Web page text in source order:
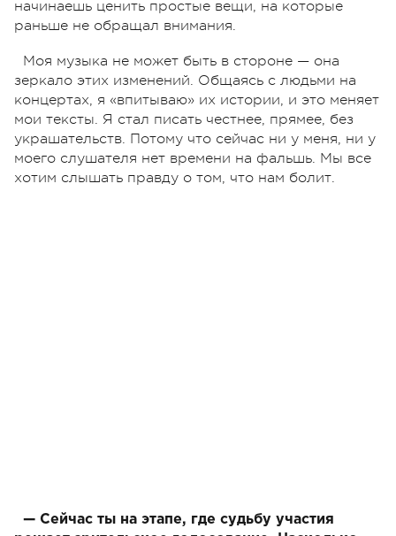
начинаешь ценить простые вещи, на которые
раньше не обращал внимания.
Моя музыка не может быть в стороне — она
зеркало этих изменений. Общаясь с людьми на
концертах, я «впитываю» их истории, и это меняет
мои тексты. Я стал писать честнее, прямее, без
украшательств. Потому что сейчас ни у меня, ни у
моего слушателя нет времени на фальшь. Мы все
хотим слышать правду о том, что нам болит.
— Сейчас ты на этапе, где судьбу участия